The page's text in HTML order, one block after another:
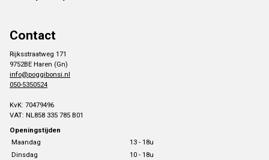
Contact
Rijksstraatweg 171
9752BE Haren (Gn)
info@poggibonsi.nl
050-5350524
KvK: 70479496
VAT: NL858 335 785 B01
Openingstijden
Maandag
13 - 18u
Dinsdag
10 - 18u